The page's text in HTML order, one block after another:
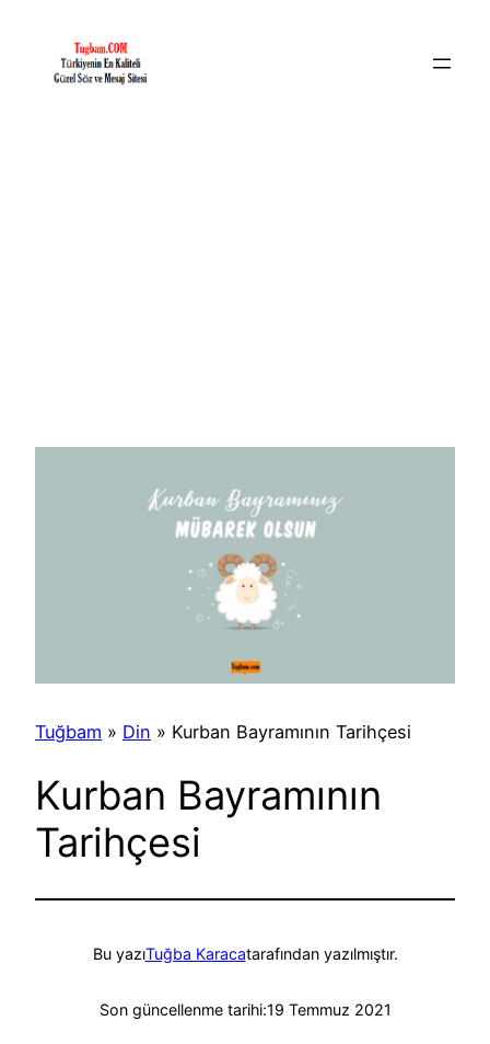
Tuğbam » Din » Kurban Bayramının Tarihçesi
Kurban Bayramının
Tarihçesi
Bu yazıTuğba Karacatarafından yazılmıştır.
Son güncellenme tarihi:19 Temmuz 2021